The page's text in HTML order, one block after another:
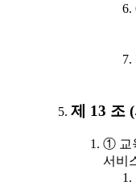
제 13 조
① 교
서비